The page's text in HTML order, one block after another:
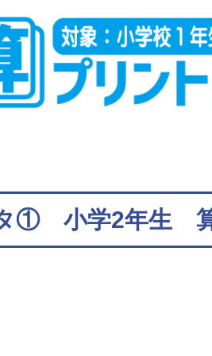
① 小学2年生